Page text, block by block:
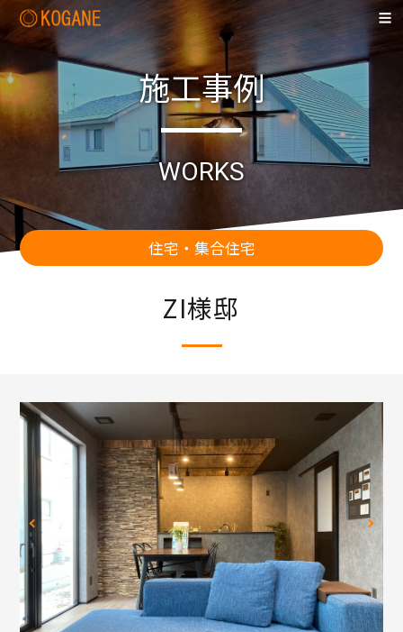
施工事例
WORKS
住宅・集合住宅
ZI様邸